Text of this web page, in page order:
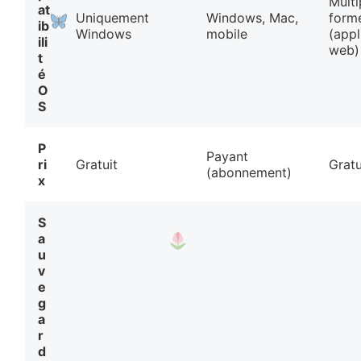
at
ib
ili
t
é
O
S
Uniquement
Windows
Windows, Mac,
mobile
web)
P
ri
x
Gratuit
Payant
(abonnement)
S
a
u
v
e
g
a
r
d